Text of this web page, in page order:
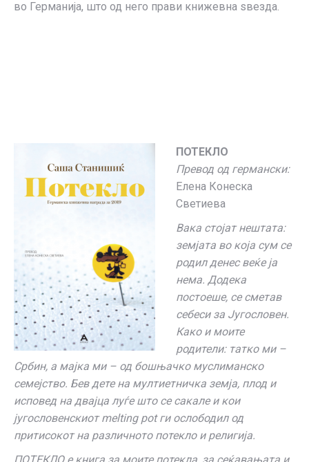
во Германија, што од него прави книжевна ѕвезда.
ПОТЕКЛО
Превод од германски:
Елена Конеска
Светиева
Вака стојат нештата:
земјата во која сум се
родил денес веќе ја
нема. Додека
постоеше, се сметав
себеси за Југословен.
Како и моите
родители: татко ми –
Србин, a мајка ми – од бошњачко муслиманско
семејство. Бев дете на мултиетничка земја, плод и
исповед на двајца луѓе што се сакале и кои
југословенскиот melting pot ги ослободил од
притисокот на различното потекло и религија.